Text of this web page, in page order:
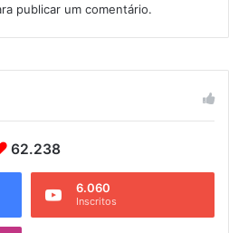
publicar um comentário.
62.238
6.060
Inscritos